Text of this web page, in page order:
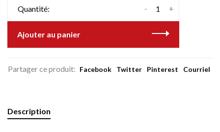
Quantité: +
-
Ajouter au panier
Partager ce produit: Facebook Twitter Pinterest Courriel
Description